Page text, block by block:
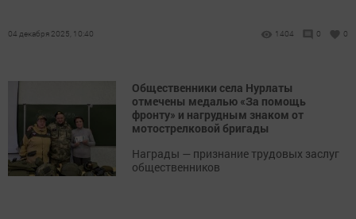
04 декабря 2025, 10:40 1404 0 0
Общественники села Нурлаты
отмечены медалью «За помощь
фронту» и нагрудным знаком от
мотострелковой бригады
Награды — признание трудовых заслуг
общественников